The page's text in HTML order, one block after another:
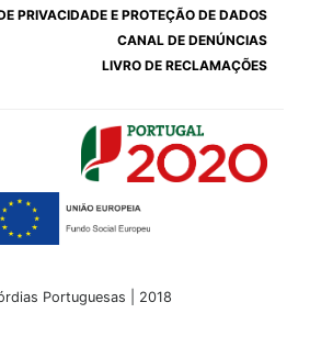
PRIVACIDADE E PROTEÇÃO DE DADOS
CANAL DE DENÚNCIAS
LIVRO DE RECLAMAÇÕES
Portuguesas | 2018